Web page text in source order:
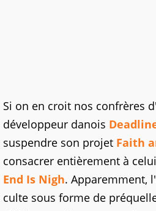
Si on en croit nos confrères d'
développeur danois
suspendre son projet Faith
consacrer entièrement à
End Is Nigh. Apparemment,
culte sous forme de